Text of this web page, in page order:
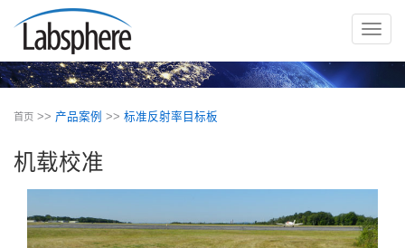
切
首页 >> 产品案例 >> 标准反射率目标板
机载校准